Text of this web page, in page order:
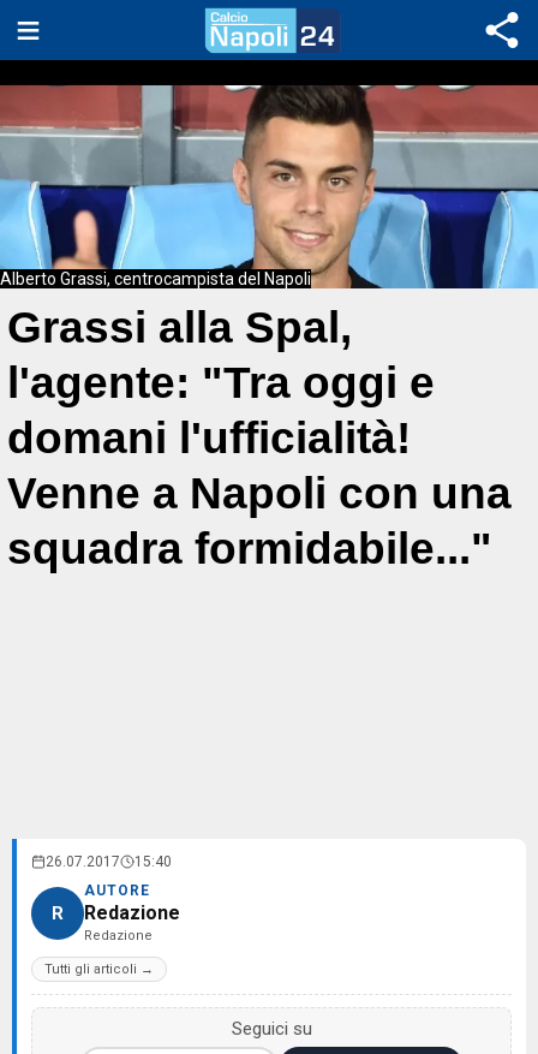
Alberto Grassi, centrocampista del Napoli
Grassi alla Spal,
l'agente: "Tra oggi e
domani l'ufficialità!
Venne a Napoli con una
squadra formidabile..."
26.07.2017 15:40
R
AUTORE
Redazione
Redazione
Tutti gli articoli →
Seguici su